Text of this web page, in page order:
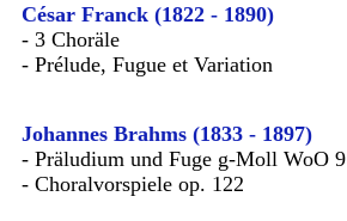
César Franck (1822 - 1890)
- 3 Choräle
- Prélude, Fugue et Variation
Johannes Brahms (1833 - 1897)
- Präludium und Fuge g-Moll WoO 9
- Choralvorspiele op. 122